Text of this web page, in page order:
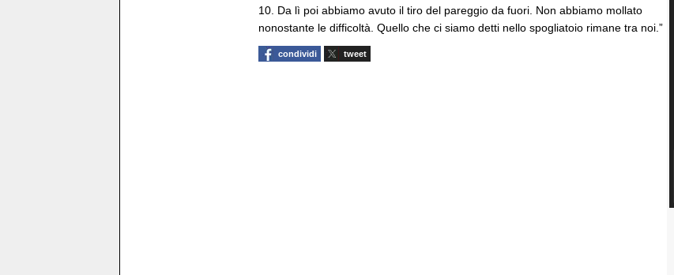
10. Da lì poi abbiamo avuto il tiro del pareggio da fuori. Non abbiamo mollato
nonostante le difficoltà. Quello che ci siamo detti nello spogliatoio rimane tra noi.”
condividi tweet